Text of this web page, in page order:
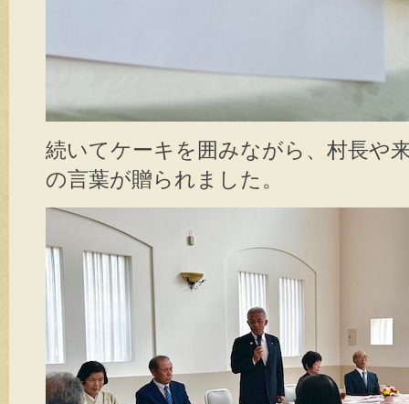
続いてケーキを囲みながら、村長や
の言葉が贈られました。